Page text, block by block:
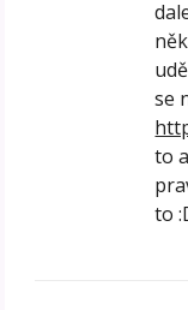
se
to
to